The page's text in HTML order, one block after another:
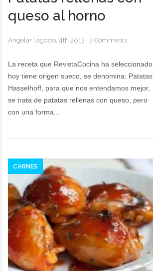
queso al horno
Angela+ |agosto, 4th 2013 |2 Comments
La receta que RevistaCocina ha seleccionado
hoy tiene origen sueco, se denomina: Patatas
Hasselhoff, para que nos entendamos mejor,
se trata de patatas rellenas con queso, pero
con una forma...
CARNES